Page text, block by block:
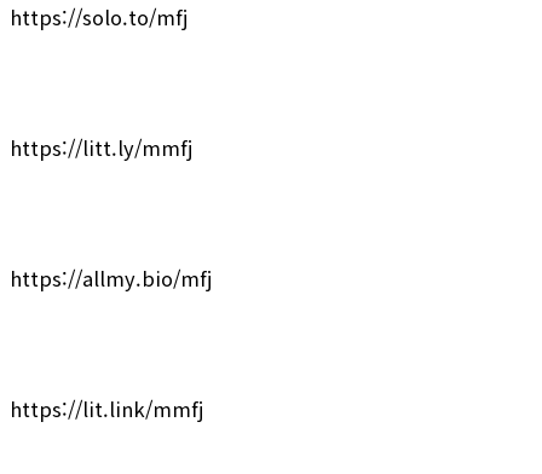
https://solo.to/mfj
https://litt.ly/mmfj
https://allmy.bio/mfj
https://lit.link/mmfj